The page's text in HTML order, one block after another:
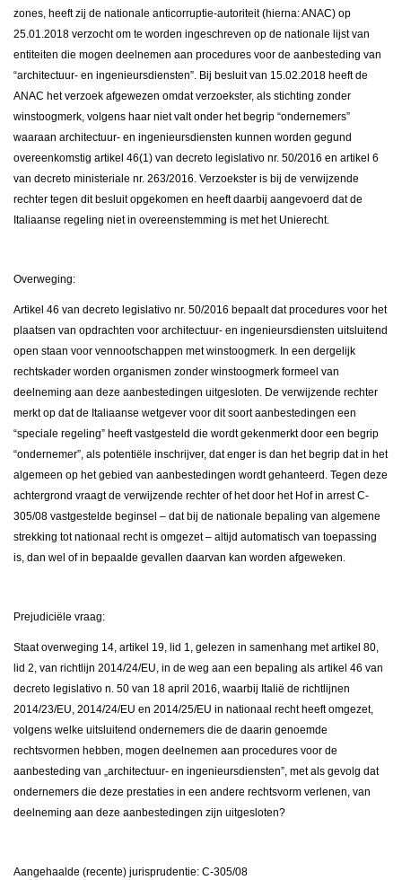
zones, heeft zij de nationale anticorruptie-autoriteit (hierna: ANAC) op
25.01.2018 verzocht om te worden ingeschreven op de nationale lijst van
entiteiten die mogen deelnemen aan procedures voor de aanbesteding van
“architectuur- en ingenieursdiensten”. Bij besluit van 15.02.2018 heeft de
ANAC het verzoek afgewezen omdat verzoekster, als stichting zonder
winstoogmerk, volgens haar niet valt onder het begrip “ondernemers”
waaraan architectuur- en ingenieursdiensten kunnen worden gegund
overeenkomstig artikel 46(1) van decreto legislativo nr. 50/2016 en artikel 6
van decreto ministeriale nr. 263/2016. Verzoekster is bij de verwijzende
rechter tegen dit besluit opgekomen en heeft daarbij aangevoerd dat de
Italiaanse regeling niet in overeenstemming is met het Unierecht.
Overweging:
Artikel 46 van decreto legislativo nr. 50/2016 bepaalt dat procedures voor het
plaatsen van opdrachten voor architectuur- en ingenieursdiensten uitsluitend
open staan voor vennootschappen met winstoogmerk. In een dergelijk
rechtskader worden organismen zonder winstoogmerk formeel van
deelneming aan deze aanbestedingen uitgesloten. De verwijzende rechter
merkt op dat de Italiaanse wetgever voor dit soort aanbestedingen een
“speciale regeling” heeft vastgesteld die wordt gekenmerkt door een begrip
“ondernemer”, als potentiële inschrijver, dat enger is dan het begrip dat in het
algemeen op het gebied van aanbestedingen wordt gehanteerd. Tegen deze
achtergrond vraagt de verwijzende rechter of het door het Hof in arrest C-
305/08 vastgestelde beginsel – dat bij de nationale bepaling van algemene
strekking tot nationaal recht is omgezet – altijd automatisch van toepassing
is, dan wel of in bepaalde gevallen daarvan kan worden afgeweken.
Prejudiciële vraag:
Staat overweging 14, artikel 19, lid 1, gelezen in samenhang met artikel 80,
lid 2, van richtlijn 2014/24/EU, in de weg aan een bepaling als artikel 46 van
decreto legislativo n. 50 van 18 april 2016, waarbij Italië de richtlijnen
2014/23/EU, 2014/24/EU en 2014/25/EU in nationaal recht heeft omgezet,
volgens welke uitsluitend ondernemers die de daarin genoemde
rechtsvormen hebben, mogen deelnemen aan procedures voor de
aanbesteding van „architectuur- en ingenieursdiensten”, met als gevolg dat
ondernemers die deze prestaties in een andere rechtsvorm verlenen, van
deelneming aan deze aanbestedingen zijn uitgesloten?
Aangehaalde (recente) jurisprudentie: C-305/08